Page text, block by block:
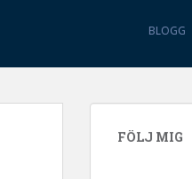
BLOGG
FÖLJ MIG